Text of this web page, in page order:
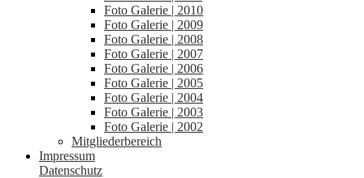
Foto Galerie | 2010
Foto Galerie | 2009
Foto Galerie | 2008
Foto Galerie | 2007
Foto Galerie | 2006
Foto Galerie | 2005
Foto Galerie | 2004
Foto Galerie | 2003
Foto Galerie | 2002
Mitgliederbereich
Impressum
Datenschutz